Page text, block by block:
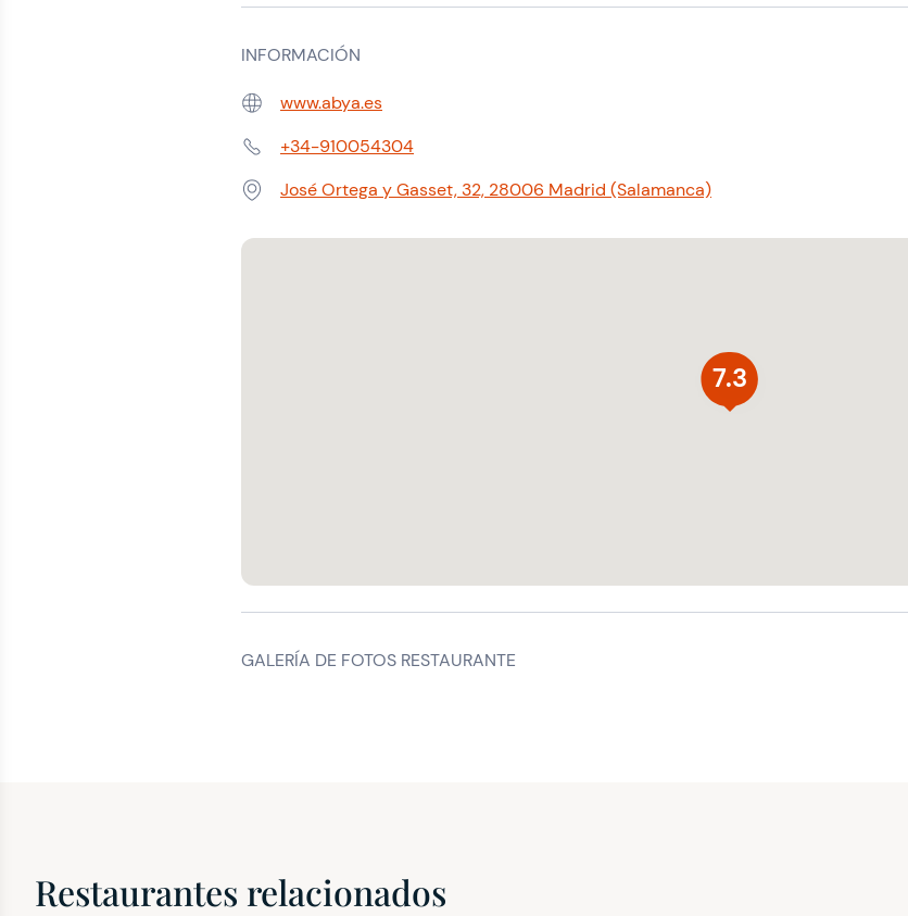
INFORMACIÓN
Web: www.abya.es
Teléfono:+34-910054304
Dirección:José Ortega y Gasset, 32, 28006 Madrid (Salamanca)
7.3
GALERÍA DE FOTOS RESTAURANTE
Restaurantes relacionados